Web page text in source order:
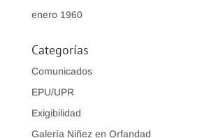
enero 1960
Categorías
Comunicados
EPU/UPR
Exigibilidad
Galería Niñez en Orfandad